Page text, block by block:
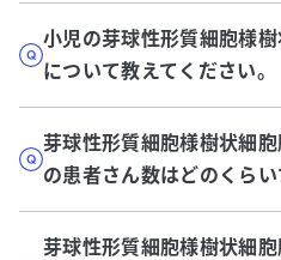
小児の芽球性形質細胞様樹
について教えてください。
芽球性形質細胞様樹状細
の患者さん数はどのくらい
芽球性形質細胞様樹状細